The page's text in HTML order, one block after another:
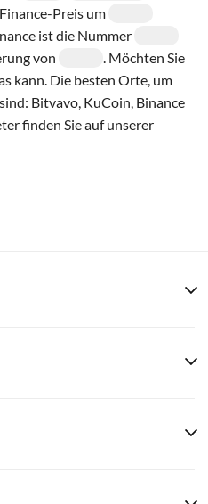
Preis um
ist die Nummer
von
. Möchten Sie
kann. Die besten Orte, um
Bitvavo, KuCoin, Binance
finden Sie auf unserer